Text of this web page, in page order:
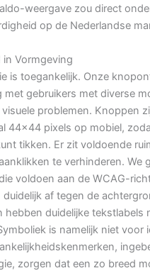
weergave zou direct
op de Nederlandse
in Vormgeving
is toegankelijk. Onze
met gebruikers met diverse
problemen. Knoppen
44×44 pixels op mobiel,
tikken. Er zit voldoende
te verhinderen. We
voldoen aan de WCAG-
af tegen de
hebben duidelijke tekstlabels
is namelijk niet voor
zorgen dat een zo breed